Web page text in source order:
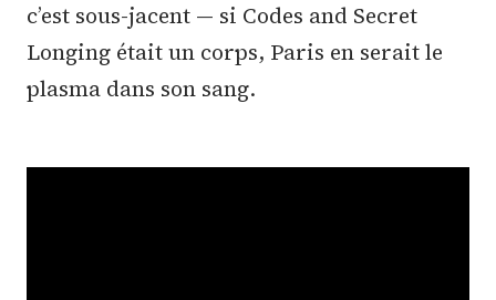
c’est sous-jacent — si Codes and Secret
Longing était un corps, Paris en serait le
plasma dans son sang.